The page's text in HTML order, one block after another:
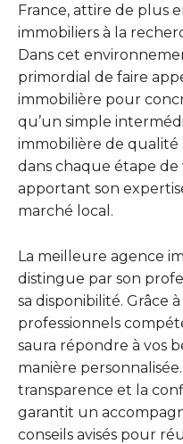
France, attire de plus
immobiliers à la
Dans cet
primordial de faire
immobilière pour
qu’un simple
immobilière de qualité
dans chaque étape
apportant son
marché local.
La meilleure agence
distingue par son
sa disponibilité. Grâce
professionnels
saura répondre à vos
manière
transparence et la
garantit un
conseils avisés pour